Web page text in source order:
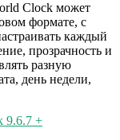
Clock может
формате, с
каждый
прозрачность и
разную
день недели,
9.6.7 +